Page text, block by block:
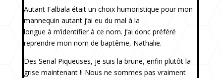
Autant Falbala était un choix humoristique pour mon
mannequin autant j’ai eu du mal à la
longue à m’identifier à ce nom. J’ai donc préféré
reprendre mon nom de baptême, Nathalie.
Des Serial Piqueuses, je suis la brune, enfin plutôt la
grise maintenant !! Nous ne sommes pas vraiment